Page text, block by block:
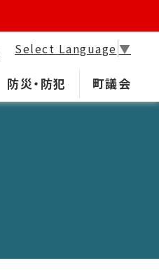
防災・防犯 町議会
Select Language ▼